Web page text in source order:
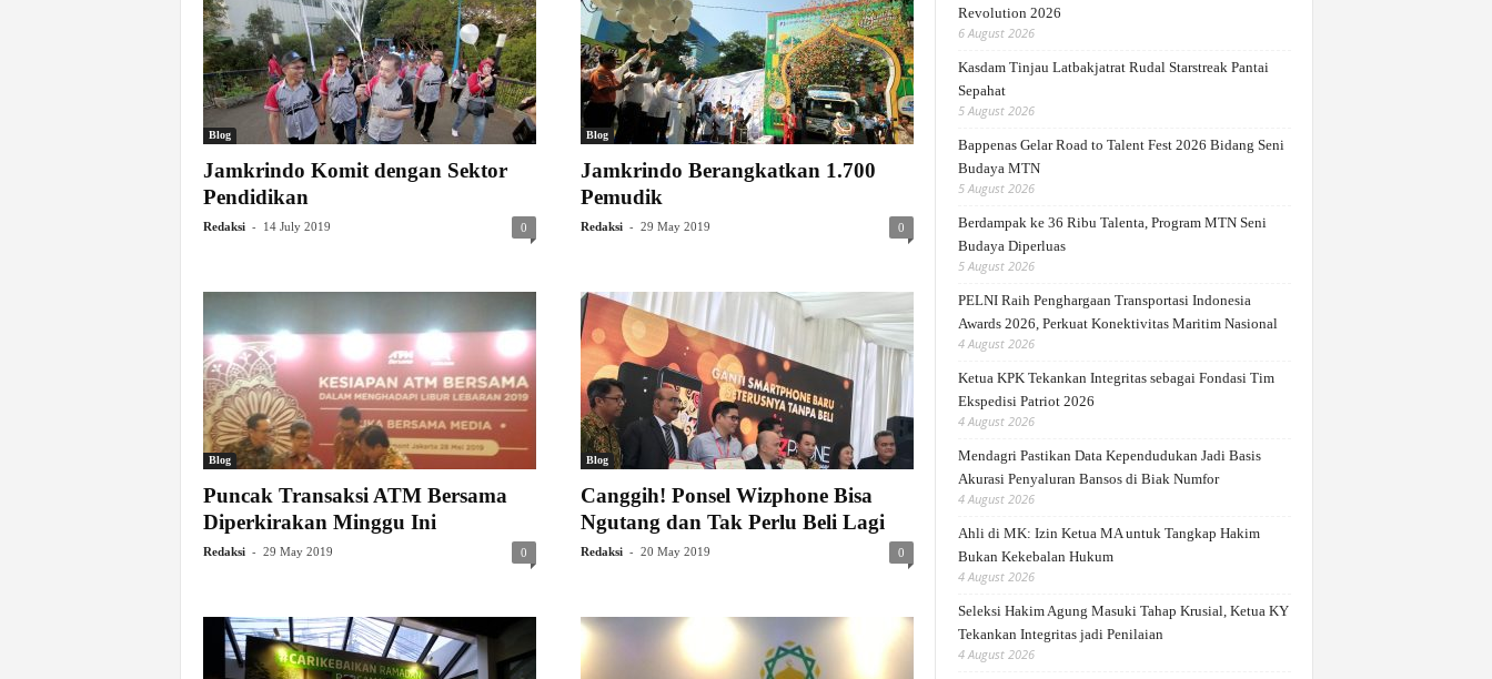
Blog
Jamkrindo Komit dengan Sektor
Pendidikan
Redaksi - 14 July 2019 0
Blog
Jamkrindo Berangkatkan 1.700
Pemudik
Redaksi - 29 May 2019 0
Blog
Puncak Transaksi ATM Bersama
Diperkirakan Minggu Ini
Redaksi - 29 May 2019 0
Blog
Canggih! Ponsel Wizphone Bisa
Ngutang dan Tak Perlu Beli Lagi
Redaksi - 20 May 2019 0
Revolution 2026
6 August 2026
Kasdam Tinjau Latbakjatrat Rudal Starstreak Pantai
Sepahat
5 August 2026
Bappenas Gelar Road to Talent Fest 2026 Bidang Seni
Budaya MTN
5 August 2026
Berdampak ke 36 Ribu Talenta, Program MTN Seni
Budaya Diperluas
5 August 2026
PELNI Raih Penghargaan Transportasi Indonesia
Awards 2026, Perkuat Konektivitas Maritim Nasional
4 August 2026
Ketua KPK Tekankan Integritas sebagai Fondasi Tim
Ekspedisi Patriot 2026
4 August 2026
Mendagri Pastikan Data Kependudukan Jadi Basis
Akurasi Penyaluran Bansos di Biak Numfor
4 August 2026
Ahli di MK: Izin Ketua MA untuk Tangkap Hakim
Bukan Kekebalan Hukum
4 August 2026
Seleksi Hakim Agung Masuki Tahap Krusial, Ketua KY
Tekankan Integritas jadi Penilaian
4 August 2026